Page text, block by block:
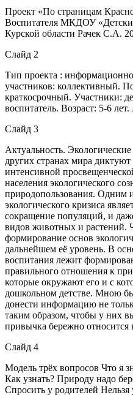
Проект «По страницам
Воспитателя МКДОУ
Курской области Рачек С.А.
Слайд 2
Тип проекта :
участников: коллективный.
краткосрочный. Участники:
воспитатель. Возраст: 5-6
Слайд 3
Актуальность.
других странах мира
интенсивной
населения экологического
природопользования. Одним
экологического кризиса
сокращение популяций, и
видов животных и растений.
формирование основ
дальнейшем её уровень. В
воспитания лежит
правильного отношения к
которые окружают его и с
дошкольном детстве. Мною
донести информацию не
таким образом, чтобы у них
привычка бережно
Слайд 4
Модель трёх вопросов Что я
Как узнать? Природу надо
Спросить у родителей